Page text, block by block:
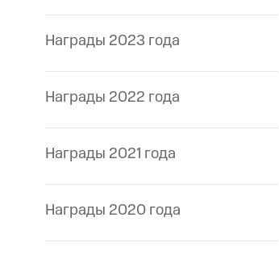
Награды 2023 года
Награды 2022 года
Награды 2021 года
Награды 2020 года